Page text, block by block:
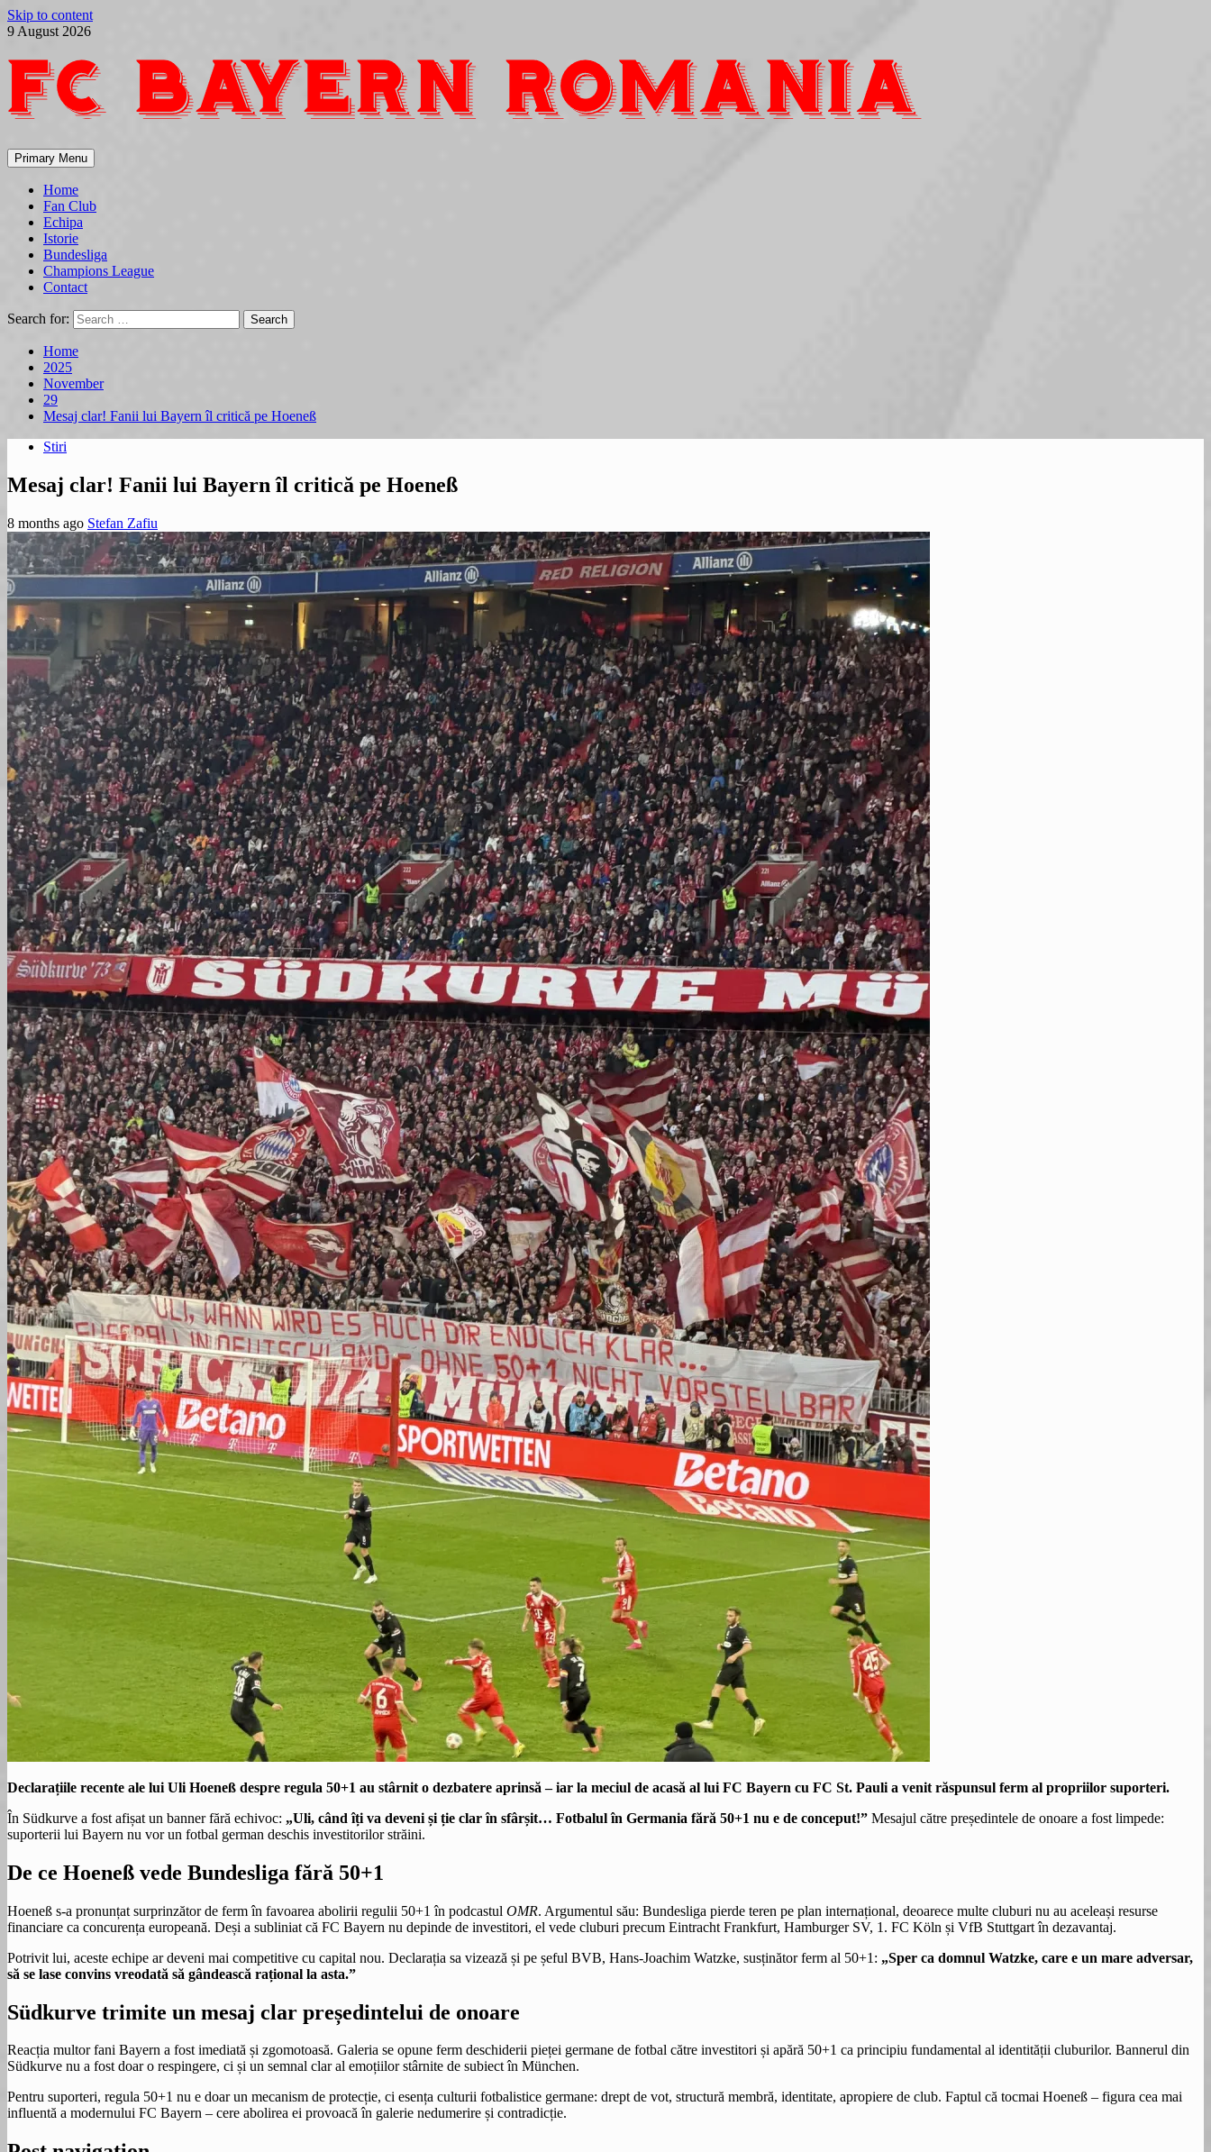
Skip to content
9 August 2026
Primary Menu
Home
Fan Club
Echipa
Istorie
Bundesliga
Champions League
Contact
Search for:
Home
2025
November
29
Mesaj clar! Fanii lui Bayern îl critică pe Hoeneß
Stiri
Mesaj clar! Fanii lui Bayern îl critică pe Hoeneß
8 months ago Stefan Zafiu
Declarațiile recente ale lui Uli Hoeneß despre regula 50+1 au stârnit o dezbatere aprinsă – iar la meciul de acasă al lui FC Bayern cu FC St. Pauli a venit răspunsul ferm al propriilor suporteri.
În Südkurve a fost afișat un banner fără echivoc: „Uli, când îți va deveni și ție clar în sfârșit… Fotbalul în Germania fără 50+1 nu e de conceput!” Mesajul către președintele de onoare a fost limpede:
suporterii lui Bayern nu vor un fotbal german deschis investitorilor străini.
De ce Hoeneß vede Bundesliga fără 50+1
Hoeneß s-a pronunțat surprinzător de ferm în favoarea abolirii regulii 50+1 în podcastul OMR. Argumentul său: Bundesliga pierde teren pe plan internațional, deoarece multe cluburi nu au aceleași resurse
financiare ca concurența europeană. Deși a subliniat că FC Bayern nu depinde de investitori, el vede cluburi precum Eintracht Frankfurt, Hamburger SV, 1. FC Köln și VfB Stuttgart în dezavantaj.
Potrivit lui, aceste echipe ar deveni mai competitive cu capital nou. Declarația sa vizează și pe șeful BVB, Hans-Joachim Watzke, susținător ferm al 50+1: „Sper ca domnul Watzke, care e un mare adversar,
să se lase convins vreodată să gândească rațional la asta.”
Südkurve trimite un mesaj clar președintelui de onoare
Reacția multor fani Bayern a fost imediată și zgomotoasă. Galeria se opune ferm deschiderii pieței germane de fotbal către investitori și apără 50+1 ca principiu fundamental al identității cluburilor. Bannerul din
Südkurve nu a fost doar o respingere, ci și un semnal clar al emoțiilor stârnite de subiect în München.
Pentru suporteri, regula 50+1 nu e doar un mecanism de protecție, ci esența culturii fotbalistice germane: drept de vot, structură membră, identitate, apropiere de club. Faptul că tocmai Hoeneß – figura cea mai
influentă a modernului FC Bayern – cere abolirea ei provoacă în galerie nedumerire și contradicție.